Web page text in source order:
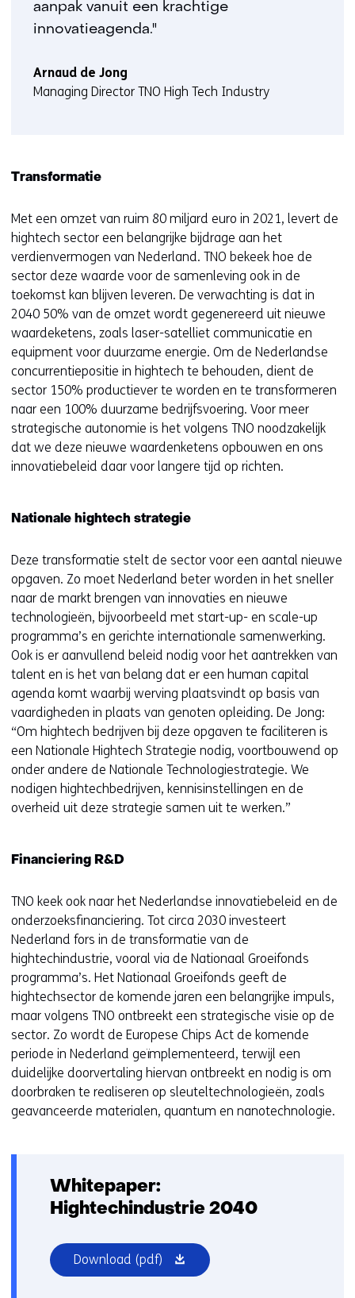
aanpak vanuit een krachtige
innovatieagenda."
Arnaud de Jong
Managing Director TNO High Tech Industry
Transformatie
Met een omzet van ruim 80 miljard euro in 2021, levert de
hightech sector een belangrijke bijdrage aan het
verdienvermogen van Nederland. TNO bekeek hoe de
sector deze waarde voor de samenleving ook in de
toekomst kan blijven leveren. De verwachting is dat in
2040 50% van de omzet wordt gegenereerd uit nieuwe
waardeketens, zoals laser-satelliet communicatie en
equipment voor duurzame energie. Om de Nederlandse
concurrentiepositie in hightech te behouden, dient de
sector 150% productiever te worden en te transformeren
naar een 100% duurzame bedrijfsvoering. Voor meer
strategische autonomie is het volgens TNO noodzakelijk
dat we deze nieuwe waardenketens opbouwen en ons
innovatiebeleid daar voor langere tijd op richten.
Nationale hightech strategie
Deze transformatie stelt de sector voor een aantal nieuwe
opgaven. Zo moet Nederland beter worden in het sneller
naar de markt brengen van innovaties en nieuwe
technologieën, bijvoorbeeld met start-up- en scale-up
programma’s en gerichte internationale samenwerking.
Ook is er aanvullend beleid nodig voor het aantrekken van
talent en is het van belang dat er een human capital
agenda komt waarbij werving plaatsvindt op basis van
vaardigheden in plaats van genoten opleiding. De Jong:
“Om hightech bedrijven bij deze opgaven te faciliteren is
een Nationale Hightech Strategie nodig, voortbouwend op
onder andere de Nationale Technologiestrategie. We
nodigen hightechbedrijven, kennisinstellingen en de
overheid uit deze strategie samen uit te werken.”
Financiering R&D
TNO keek ook naar het Nederlandse innovatiebeleid en de
onderzoeksfinanciering. Tot circa 2030 investeert
Nederland fors in de transformatie van de
hightechindustrie, vooral via de Nationaal Groeifonds
programma’s. Het Nationaal Groeifonds geeft de
hightechsector de komende jaren een belangrijke impuls,
maar volgens TNO ontbreekt een strategische visie op de
sector. Zo wordt de Europese Chips Act de komende
periode in Nederland geïmplementeerd, terwijl een
duidelijke doorvertaling hiervan ontbreekt en nodig is om
doorbraken te realiseren op sleuteltechnologieën, zoals
geavanceerde materialen, quantum en nanotechnologie.
Whitepaper:
Hightechindustrie 2040
Download (pdf) (opent
in